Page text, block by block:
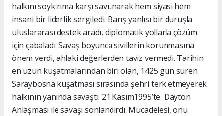
halkını soykırıma karşı savunarak hem siyasi hem
insani bir liderlik sergiledi. Barış yanlısı bir duruşla
uluslararası destek aradı, diplomatik yollarla çözüm
için çabaladı. Savaş boyunca sivillerin korunmasına
önem verdi, ahlaki değerlerden taviz vermedi. Tarihin
en uzun kuşatmalarından biri olan, 1425 gün süren
Saraybosna kuşatması sırasında şehri terk etmeyerek
halkının yanında savaştı. 21 Kasım1995’te Dayton
Anlaşması ile savaşı sonlandırdı. Mücadelesi, onu